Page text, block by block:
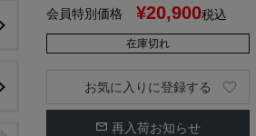
会員特別価格 ¥20,900税込
在庫切れ
再入荷お知らせ
お気に入りに登録する